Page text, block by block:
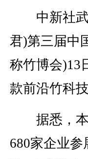
中新社武
君)第三届中
称竹博会)13
款前沿竹科
据悉，本
680家企业